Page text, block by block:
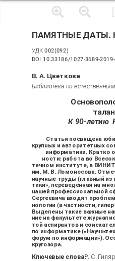
ПАМЯТНЫЕ ДАТЫ.
УДК 002(092)
DOI 10.33186/1027-3689-
В. А. Цветкова
Библиотека по
К 90-летию
Статья посвящена
крупных и авторитетных
течном институте, в
им. М. В. Ломоносова.
научные труды (главный из
тики», переведённая на
нашей профессиональной
Сергеевича входят
нологии (в частности,
Выделены такие важные
ние на факультете
той аспирантов и
по информатике («Научно
-
форум по информации»).
кругозора.
Ключевые слова:Р. С.